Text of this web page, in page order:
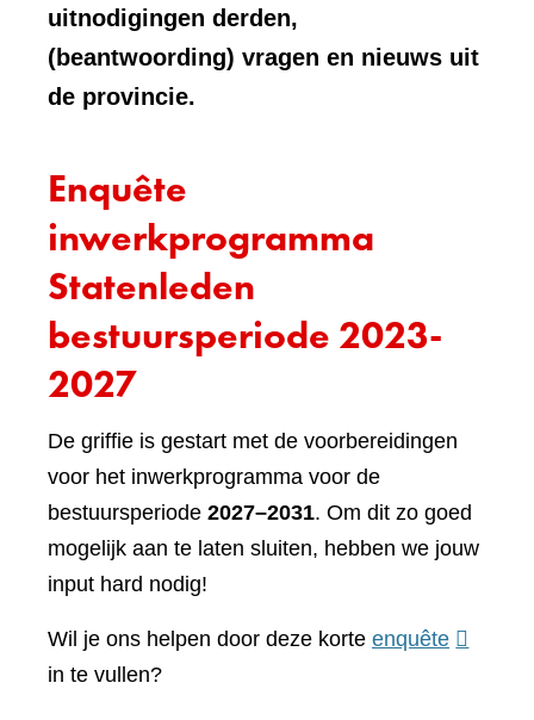
uitnodigingen derden,
(beantwoording) vragen en nieuws uit
de provincie.
Enquête
inwerkprogramma
Statenleden
bestuursperiode 2023-
2027
De griffie is gestart met de voorbereidingen
voor het inwerkprogramma voor de
bestuursperiode 2027–2031. Om dit zo goed
mogelijk aan te laten sluiten, hebben we jouw
input hard nodig!
Wil je ons helpen door deze korte enquête(verwijst
in te vullen?